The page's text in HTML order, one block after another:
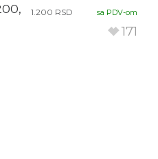
1.200 RSD sa PDV-om
171